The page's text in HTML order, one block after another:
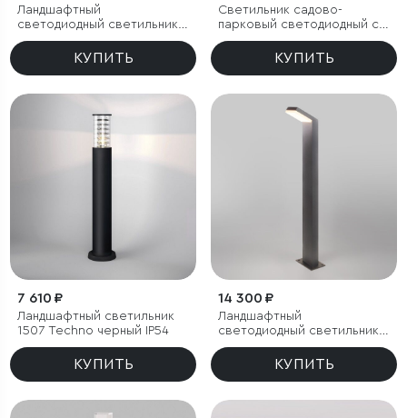
Ландшафтный
светодиодный светильник
чёрный IP54
КУПИТЬ
Светильник садово-
парковый светодиодный с
поворотными плафонами
КУПИТЬ
7 610 ₽
Ландшафтный светильник
1507 Techno черный IP54
КУПИТЬ
14 300 ₽
Ландшафтный
светодиодный светильник
серый Sensor IP54
КУПИТЬ